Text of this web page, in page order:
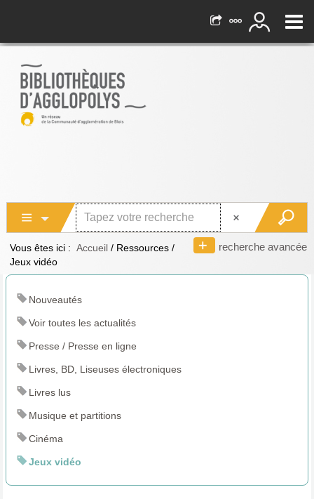
recherche avancée
Vous êtes ici : Accueil / Ressources /
Jeux vidéo
Nouveautés
Voir toutes les actualités
Presse / Presse en ligne
Livres, BD, Liseuses électroniques
Livres lus
Musique et partitions
Cinéma
Jeux vidéo